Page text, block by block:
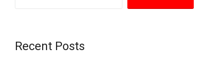
Recent Posts